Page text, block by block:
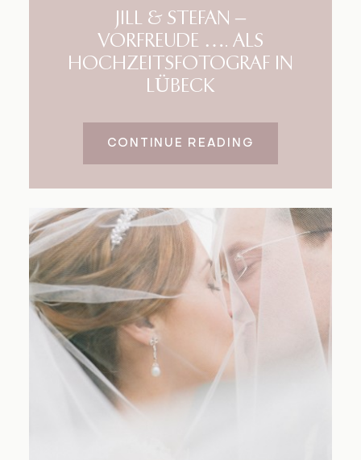
JILL & STEFAN –
VORFREUDE …. ALS
HOCHZEITSFOTOGRAF IN
LÜBECK
CONTINUE READING